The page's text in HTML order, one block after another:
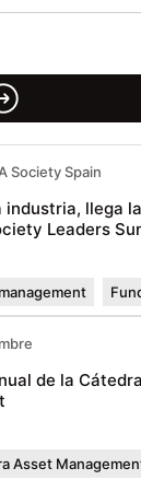
Society Spain
industria, llega
Leaders
de la
Asset